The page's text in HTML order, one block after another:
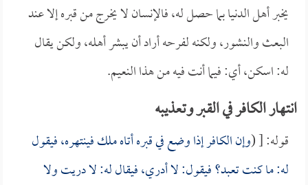
يخبر أهل الدنيا بما حصل له، فالإنسان لا يخرج من قبره إلا عند
البعث والنشور، ولكنه لفرحه أراد أن يبشر أهله، ولكن يقال
له: اسكن، أي: فيما أنت فيه من هذا النعيم.
انتهار الكافر في القبر وتعذيبه
قوله: [ (وإن الكافر إذا وضع في قبره أتاه ملك فينتهره، فيقول
له: ما كنت تعبد؟ فيقول: لا أدري، فيقال له: لا دريت ولا